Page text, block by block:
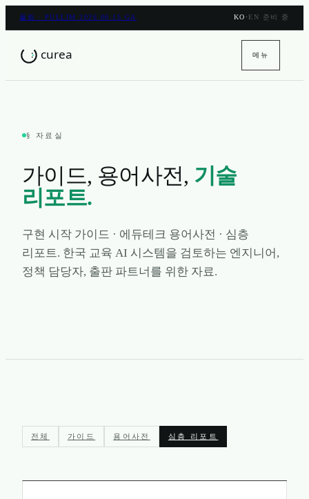
풀림 · PULLIM 2026.06.15 GA KO · EN 준비 중
메뉴
§ 자료실
가이드, 용어사전, 기술
리포트.
구현 시작 가이드 · 에듀테크 용어사전 · 심층
리포트. 한국 교육 AI 시스템을 검토하는 엔지니어,
정책 담당자, 출판 파트너를 위한 자료.
전체 가이드 용어사전 심층 리포트